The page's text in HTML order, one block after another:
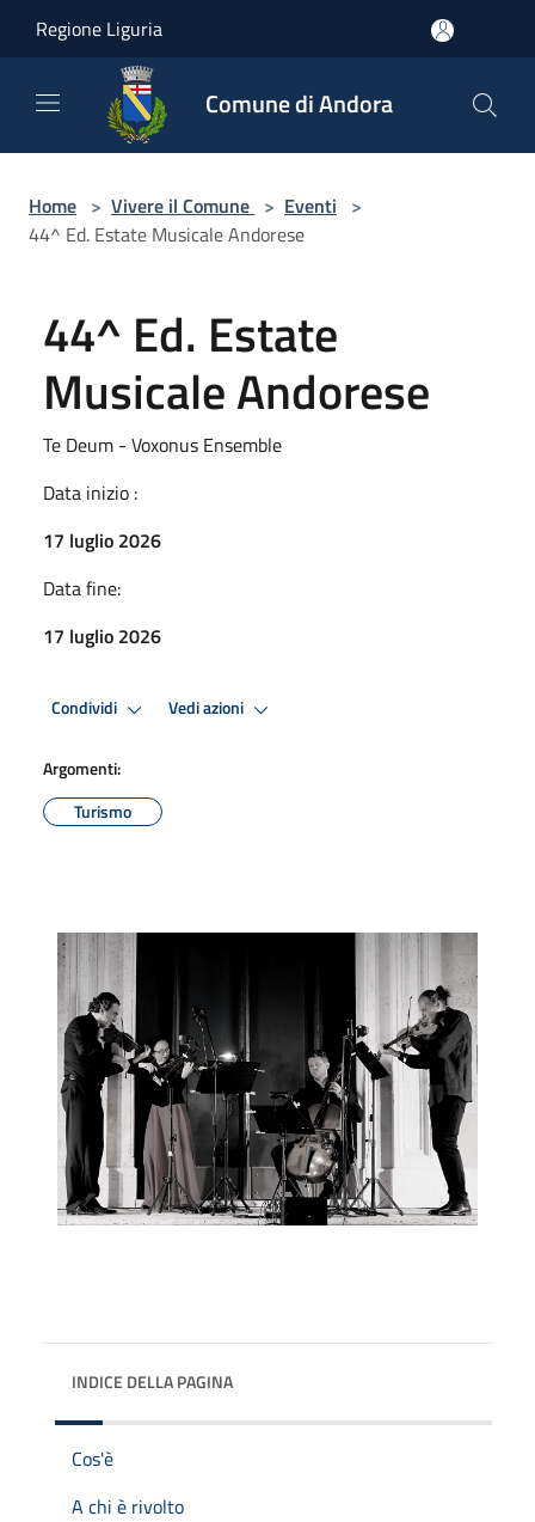
Regione Liguria
Comune di Andora
Home > Vivere il Comune > Eventi >
44^ Ed. Estate Musicale Andorese
44^ Ed. Estate
Musicale Andorese
Te Deum - Voxonus Ensemble
Data inizio :
17 luglio 2026
Data fine:
17 luglio 2026
Condividi Vedi azioni
Argomenti:
Turismo
INDICE DELLA PAGINA
Cos'è
A chi è rivolto